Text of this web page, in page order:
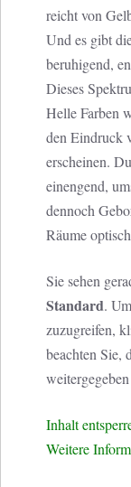
reicht von
Und es gibt
beruhigend,
Dieses
Helle Farben
den Eindruck
erscheinen.
einengend,
dennoch
Räume
Sie sehen
Standard.
zuzugreifen,
beachten Sie,
Inhalt
Weitere